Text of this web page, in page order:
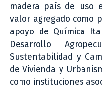
madera país de uso
valor agregado como
apoyo de Química
Desarrollo
Sustentabilidad y
de Vivienda y
como instituciones